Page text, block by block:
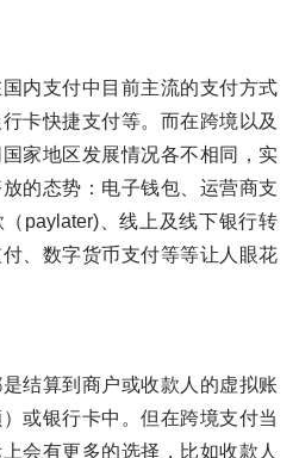
内支付中目前主流的支付方式
卡快捷支付等。而在跨境以及
家地区发展情况各不相同，实
的态势：电子钱包、运营商支
paylater)、线上及线下银行转
、数字货币支付等等让人眼花
结算到商户或收款人的虚拟账
或银行卡中。但在跨境支付当
会有更多的选择，比如收款人